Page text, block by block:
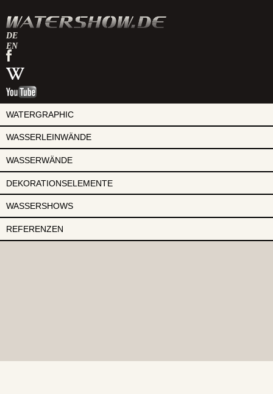
DE
EN
watershow
auf
facebook
watershow
bei
wikipedia
watershow
youtube
WATERGRAPHIC
WASSERLEINWÄNDE
WASSERWÄNDE
DEKORATIONSELEMENTE
WASSERSHOWS
REFERENZEN